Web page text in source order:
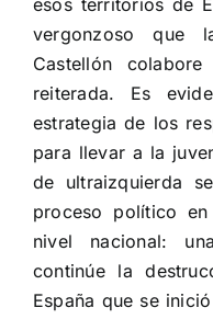
vergonzoso que
Castellón
reiterada. Es
estrategia de los
para llevar a la
de ultraizquierda
proceso político
nivel nacional:
continúe la
España que se